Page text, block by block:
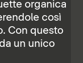
organica
così
Con questo
un unico